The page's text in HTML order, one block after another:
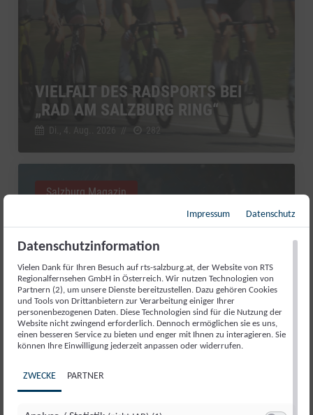
VIELFALT DES RADSPORTS BEI
„RAD AM SALZBURG RING“
Di., 4. Aug.. 2026 // 282
LETTENBICHLER FEIERT 7.
GESAMTSIEG
Salzburg Magazin
Impressum Datenschutz
Datenschutzinformation
Vielen Dank für Ihren Besuch auf rts-salzburg.at, der Website von RTS
Regionalfernsehen GmbH in Österreich. Wir nutzen Technologien von
Partnern (2), um unsere Dienste bereitzustellen. Dazu gehören Cookies
und Tools von Drittanbietern zur Verarbeitung einiger Ihrer
personenbezogenen Daten. Diese Technologien sind für die Nutzung der
Website nicht zwingend erforderlich. Dennoch ermöglichen sie es uns,
einen besseren Service zu bieten und enger mit Ihnen zu interagieren. Sie
können Ihre Einwilligung jederzeit anpassen oder widerrufen.
ZWECKE PARTNER